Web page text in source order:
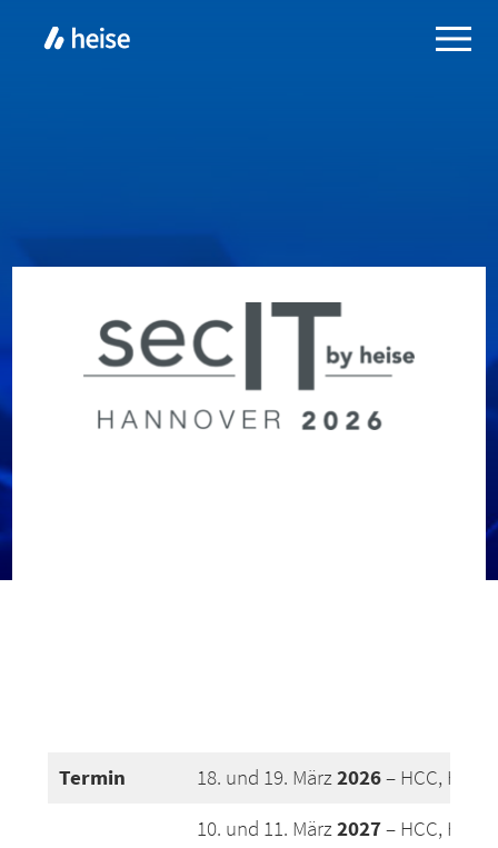
Termin 18. und 19. März2026– HCC,
10. und 11. März2027– HCC,